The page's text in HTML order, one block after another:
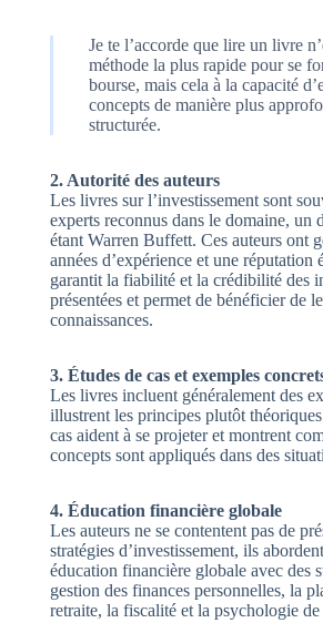
Je te l’accorde que lire un livre
méthode la plus rapide pour se
bourse, mais cela à la capacité
concepts de manière plus
structurée.
2. Autorité des auteurs
Les livres sur l’investissement sont
experts reconnus dans le domaine, un
étant Warren Buffett. Ces auteurs ont
années d’expérience et une réputation
garantit la fiabilité et la crédibilité des
présentées et permet de bénéficier de
connaissances.
3. Études de cas et exemples
Les livres incluent généralement des
illustrent les principes plutôt
cas aident à se projeter et montrent
concepts sont appliqués dans des
4. Éducation financière globale
Les auteurs ne se contentent pas de
stratégies d’investissement, ils
éducation financière globale avec des
gestion des finances personnelles, la
retraite, la fiscalité et la psychologie de